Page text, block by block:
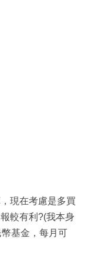
現在考慮是多買
較有利?(我本身
基金，每月可